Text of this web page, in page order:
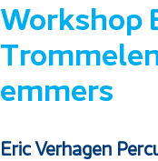
Workshop
emmers
Eric Verhagen